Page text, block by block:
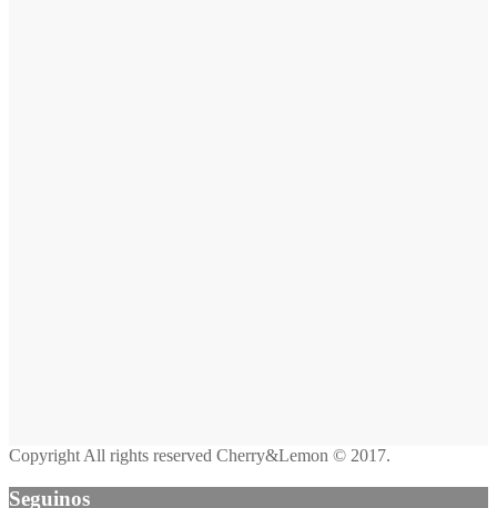
Copyright All rights reserved Cherry&Lemon © 2017.
Seguinos